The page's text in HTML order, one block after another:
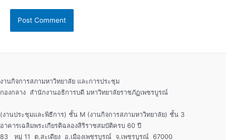
งานกิจการสภามหาวิทยาลัย และการประชุม
กองกลาง สำนักงานอธิการบดี มหาวิทยาลัยราชภัฏเพชรบูรณ์
(งานประชุมและพิธีการ) ชั้น M (งานกิจการสภามหาวิทยาลัย) ชั้น 3
อาคารเฉลิมพระเกียรติฉลองสิริราชสมบัติครบ 60 ปี
83 หมู่ 11 ต.สะเดียง อ.เมืองเพชรบูรณ์ จ.เพชรบูรณ์ 67000